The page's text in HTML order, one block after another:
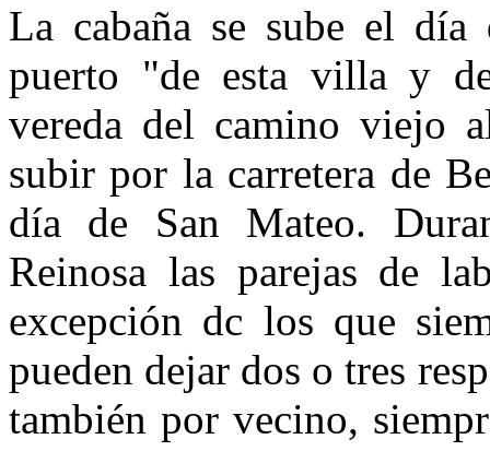
La cabaña se sube el
puerto "de esta villa y
vereda del camino viejo
subir por la carretera de
día de San Mateo.
Reinosa las parejas de
excepción dc los que
pueden dejar dos o tres
también por vecino,